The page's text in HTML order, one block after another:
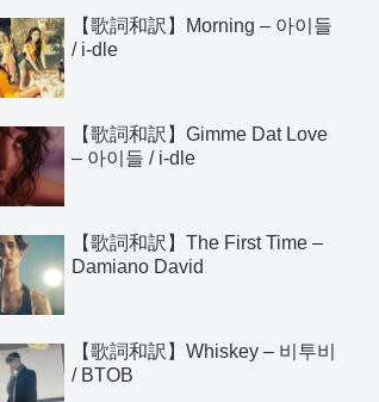
【歌詞和訳】Morning – 아이들
/ i-dle
【歌詞和訳】Gimme Dat Love
– 아이들 / i-dle
【歌詞和訳】The First Time –
Damiano David
【歌詞和訳】Whiskey – 비투비
/ BTOB